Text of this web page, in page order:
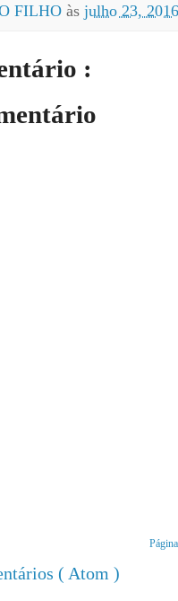
FILHO às julho 23,
:
( Atom )